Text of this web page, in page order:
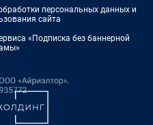
персональных данных и
сайта
«Подписка без баннерной